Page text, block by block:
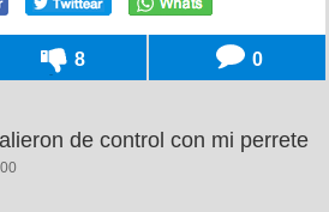
8 0
de control con mi perrete